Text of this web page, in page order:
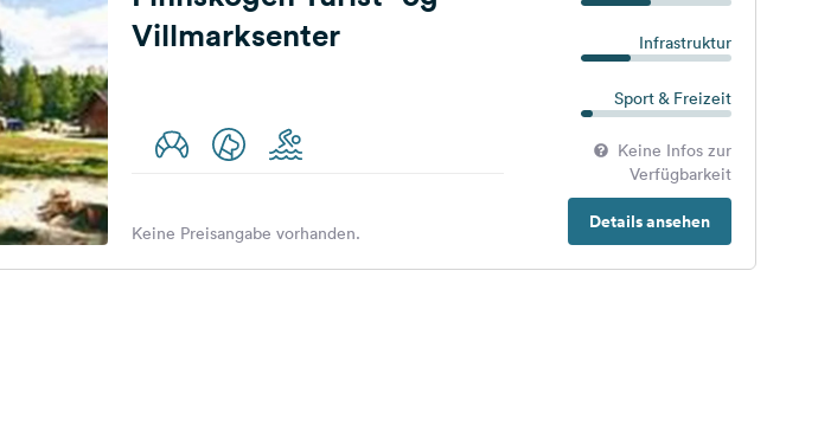
Villmarksenter
Infrastruktur
Sport & Freizeit
Keine Infos zur
Verfügbarkeit
Details ansehen
Keine Preisangabe vorhanden.